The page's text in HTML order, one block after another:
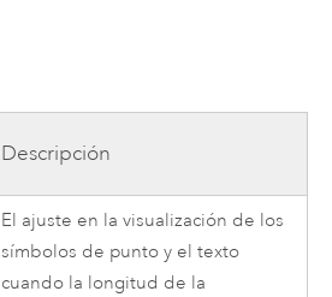
Descripción
El ajuste en la visualización de los
símbolos de punto y el texto
cuando la longitud de la